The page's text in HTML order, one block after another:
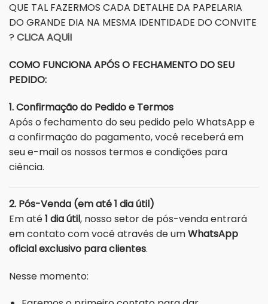
QUE TAL FAZERMOS CADA DETALHE DA PAPELARIA
DO GRANDE DIA NA MESMA IDENTIDADE DO CONVITE
? CLICA AQUiI
COMO FUNCIONA APÓS O FECHAMENTO DO SEU
PEDIDO:
1. Confirmação do Pedido e Termos
Após o fechamento do seu pedido pelo WhatsApp e
a confirmação do pagamento, você receberá em
seu e-mail os nossos termos e condições para
ciência.
2. Pós-Venda (em até 1 dia útil)
Em até1 dia útil, nosso setor de pós-venda entrará
em contato com você através de umWhatsApp
oficial exclusivo para clientes.
Nesse momento: